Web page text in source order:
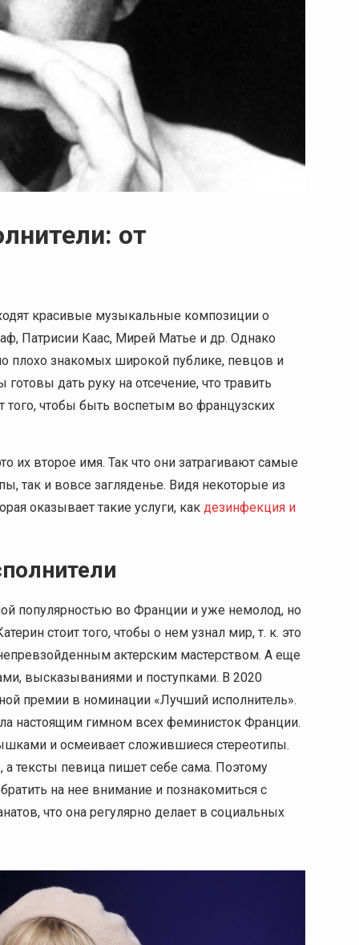
от
красивые музыкальные композиции о
Патрисии Каас, Мирей Матье и др. Однако
плохо знакомых широкой публике, певцов и
дать руку на отсечение, что травить
того, чтобы быть воспетым во французских
их второе имя. Так что они затрагивают самые
так и вовсе загляденье. Видя некоторые из
оказывает такие услуги, как дезинфекция и
популярностью во Франции и уже немолод, но
стоит того, чтобы о нем узнал мир, т. к. это
актерским мастерством. А еще
высказываниями и поступками. В 2020
премии в номинации «Лучший исполнитель».
настоящим гимном всех феминисток Франции.
и осмеивает сложившиеся стереотипы.
тексты певица пишет себе сама. Поэтому
на нее внимание и познакомиться с
что она регулярно делает в социальных